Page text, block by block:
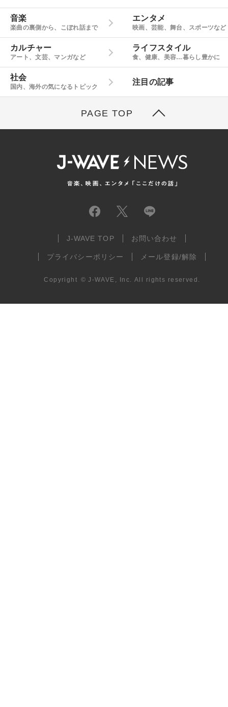
音楽
楽曲の裏側から、こぼれ話まで
エンタメ
映画、芸能、舞台、スポーツなど
カルチャー
アート、文芸、マンガなど
ライフスタイル
食、健康、美容…暮らし豊かに
社会
国内、海外の気になるトピック
注目の記事
PAGE TOP
J-WAVE TOP お問い合わせ
プライバシーポリシー メール登録/解除
Copyright © J-WAVE, Inc. All rights reserved.